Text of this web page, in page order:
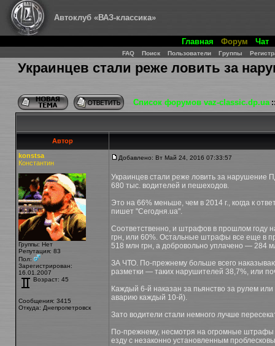
Автоклуб «ВАЗ-классика»
Главная Форум Чат
FAQ Поиск Пользователи Группы
Украинцев стали реже ловить за
Список форумов vaz-classic.dp.ua
Автор
konstsa
Константин
Группы: Нет
Репутация: 83
Пол:
Зарегистрирован:
16.01.2007
Возраст: 45
Сообщения: 3415
Откуда: Днепропетровск
Добавлено: Вт Май 24, 2016 07:33:57
Украинцев стали реже ловить за нарушение
680 тыс. водителей и пешеходов.
Это на 66% меньше, чем в 2014 г., когда к
пишет "Сегодня.ua".
Соответственно, и штрафов в прошлом году
грн, или 60%. Остальные штрафы все еще в
518 млн грн, а добровольно уплачено — 284
ЗА ЧТО. По-прежнему больше всего
разметки — таких нарушителей 38,7%, или
Каждый 6-й наказан за пьянство за рулем
аварию каждый 10-й).
Зато водители стали немного лучше
По-прежнему, несмотря на огромные штрафы
езду с незаконно установленным